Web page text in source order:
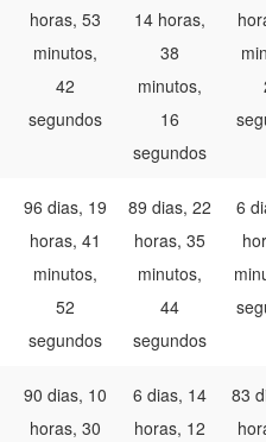
horas, 53
minutos,
42
segundos
14 horas,
38
minutos,
16
segundos
96 dias, 19
horas, 41
minutos,
52
segundos
89 dias, 22
horas, 35
minutos,
44
segundos
6
90 dias, 10
horas, 30
6 dias, 14
horas, 12
83